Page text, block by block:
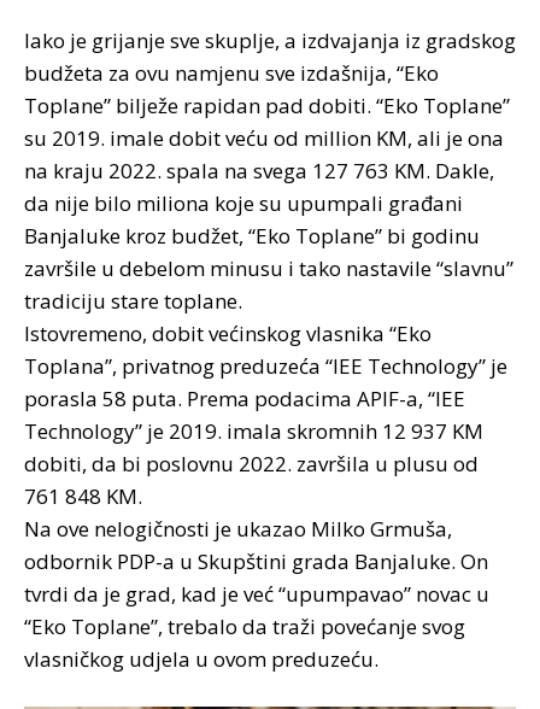
Iako je grijanje sve skuplje, a izdvajanja iz gradskog
budžeta za ovu namjenu sve izdašnija, “Eko
Toplane” bilježe rapidan pad dobiti. “Eko Toplane”
su 2019. imale dobit veću od million KM, ali je ona
na kraju 2022. spala na svega 127 763 KM. Dakle,
da nije bilo miliona koje su upumpali građani
Banjaluke kroz budžet, “Eko Toplane” bi godinu
završile u debelom minusu i tako nastavile “slavnu”
tradiciju stare toplane.
Istovremeno, dobit većinskog vlasnika “Eko
Toplana”, privatnog preduzeća “IEE Technology” je
porasla 58 puta. Prema podacima APIF-a, “IEE
Technology” je 2019. imala skromnih 12 937 KM
dobiti, da bi poslovnu 2022. završila u plusu od
761 848 KM.
Na ove nelogičnosti je ukazao Milko Grmuša,
odbornik PDP-a u Skupštini grada Banjaluke. On
tvrdi da je grad, kad je već “upumpavao” novac u
“Eko Toplane”, trebalo da traži povećanje svog
vlasničkog udjela u ovom preduzeću.